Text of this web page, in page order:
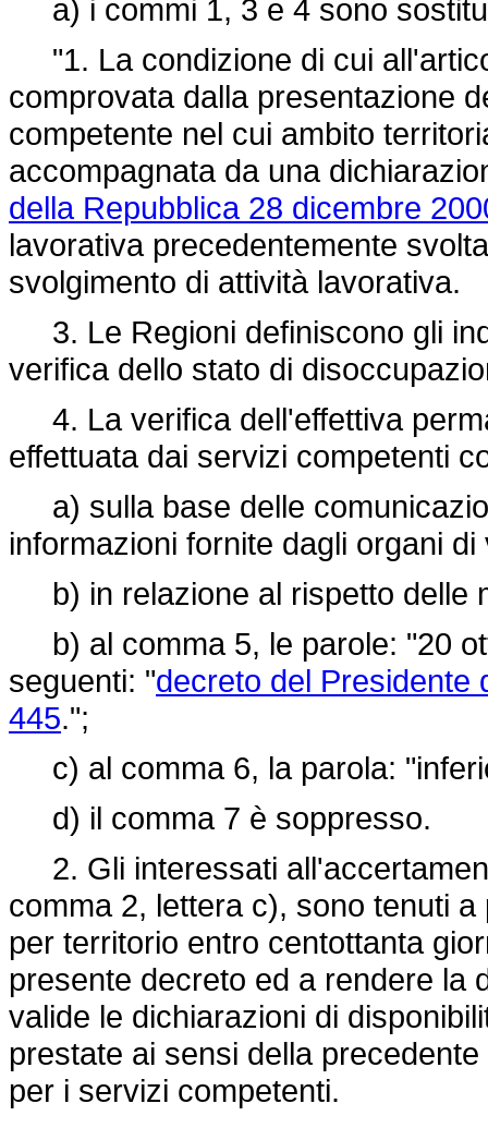
a) i commi 1, 3 e 4 sono
"1. La condizione di cui
comprovata dalla presentazione
competente nel cui ambito
accompagnata da una
della Repubblica 28 dicembre
lavorativa precedentemente
svolgimento di attività lavorativa.
3. Le Regioni definiscono gli
verifica dello stato di
4. La verifica dell'effettiva
effettuata dai servizi competenti
a) sulla base delle
informazioni fornite dagli organi di
b) in relazione al rispetto delle
b) al comma 5, le parole: "20
seguenti: "decreto del Presidente
445.";
c) al comma 6, la parola:
d) il comma 7 è soppresso.
2. Gli interessati
comma 2, lettera c), sono tenuti
per territorio entro centottanta
presente decreto ed a rendere la
valide le dichiarazioni di
prestate ai sensi della
per i servizi competenti.